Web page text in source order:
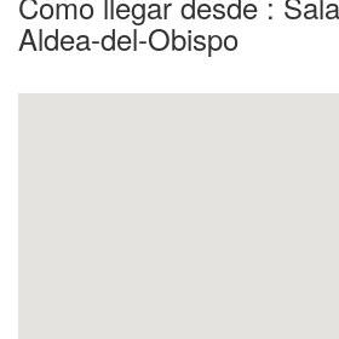
Aldea-del-Obispo